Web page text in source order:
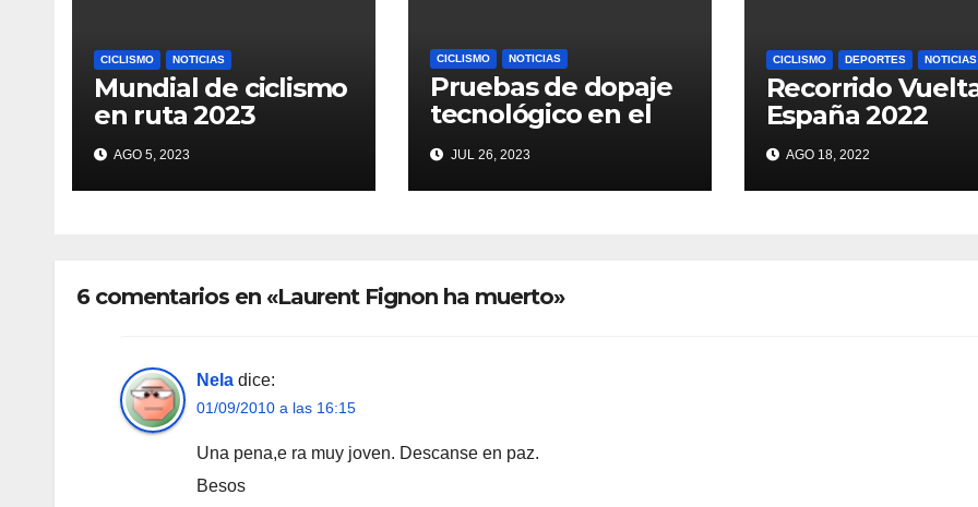
CICLISMO NOTICIAS
Mundial de ciclismo
en ruta 2023
AGO 5, 2023
CICLISMO NOTICIAS
Pruebas de dopaje
tecnológico en el
Tour
JUL 26, 2023
CICLISMO DEPORTES NOTICIAS
Recorrido
España 2022
AGO 18, 2022
6 comentarios en «Laurent Fignon ha muerto»
Nela dice:
01/09/2010 a las 16:15
Una pena,e ra muy joven. Descanse en paz.
Besos